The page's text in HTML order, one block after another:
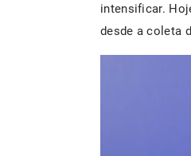
intensificar.
desde a coleta